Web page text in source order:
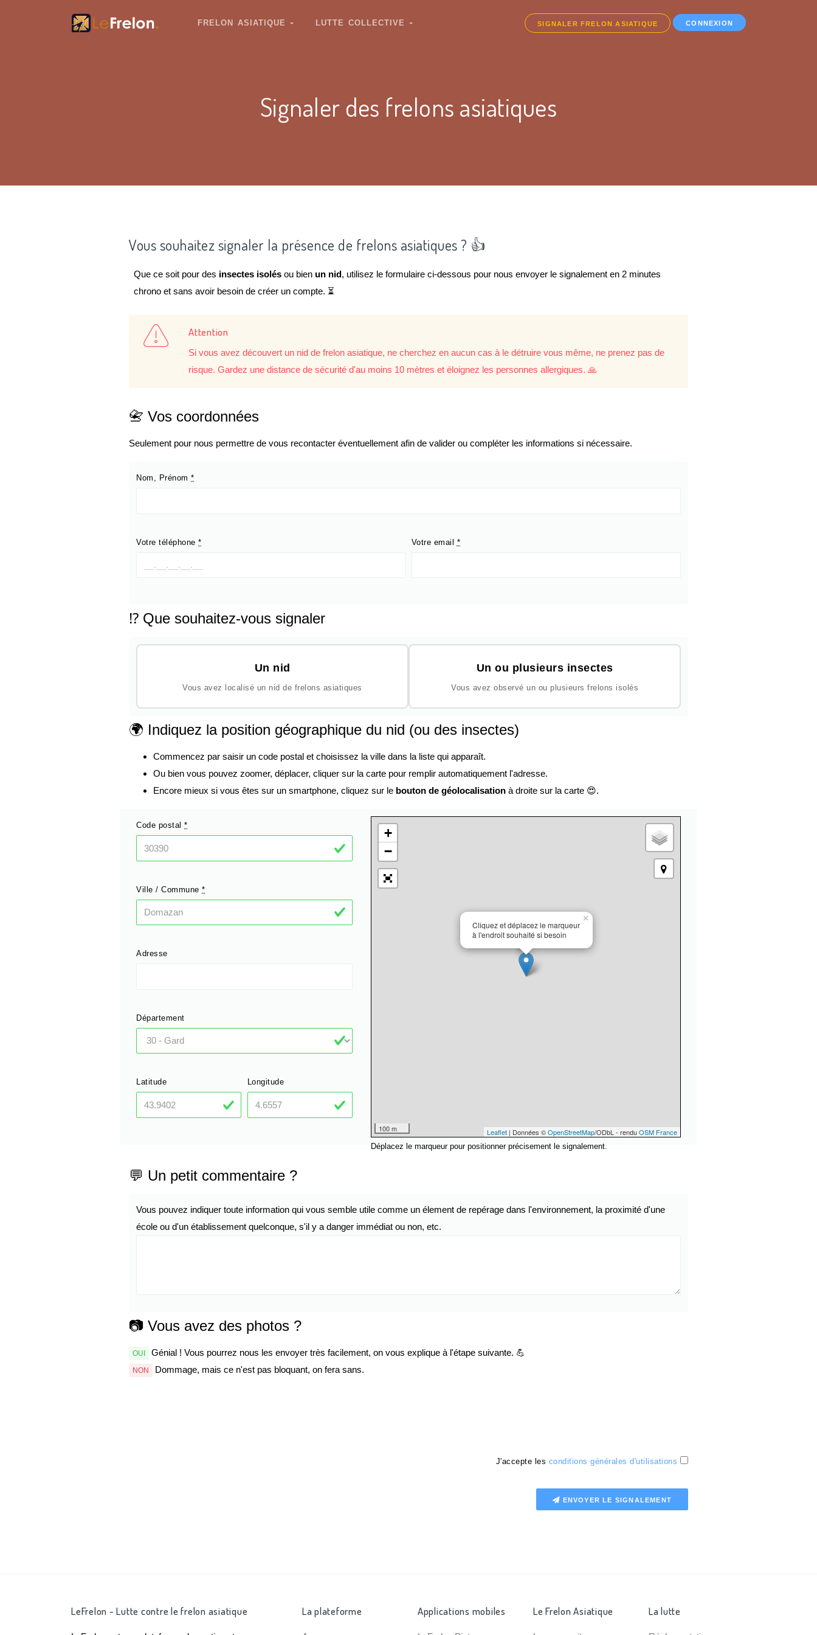
FRELON ASIATIQUE LUTTE COLLECTIVE SIGNALER FRELON ASIATIQUE CONNEXION
Signaler des frelons asiatiques
Vous souhaitez signaler la présence de frelons asiatiques ? 👍
Que ce soit pour des insectes isolés ou bien un nid, utilisez le formulaire ci-dessous pour nous envoyer le signalement en 2 minutes
chrono et sans avoir besoin de créer un compte. ⏳
Attention
Si vous avez découvert un nid de frelon asiatique, ne cherchez en aucun cas à le détruire vous même, ne prenez pas de
risque. Gardez une distance de sécurité d'au moins 10 mètres et éloignez les personnes allergiques. 🙏
📇 Vos coordonnées
Seulement pour nous permettre de vous recontacter éventuellement afin de valider ou compléter les informations si nécessaire.
Nom, Prénom *
Votre téléphone * Votre email *
⁉️ Que souhaitez-vous signaler
Un nid
Vous avez localisé un nid de frelons asiatiques
Un ou plusieurs insectes
Vous avez observé un ou plusieurs frelons isolés
🌍 Indiquez la position géographique du nid (ou des insectes)
Commencez par saisir un code postal et choisissez la ville dans la liste qui apparaît.
Ou bien vous pouvez zoomer, déplacer, cliquer sur la carte pour remplir automatiquement l'adresse.
Encore mieux si vous êtes sur un smartphone, cliquez sur le bouton de géolocalisation à droite sur la carte 😍.
Code postal *
Ville / Commune *
Adresse
Département
Latitude Longitude
Cliquez et déplacez le marqueur
à l'endroit souhaité si besoin
×
+
−
100 m Leaflet| Données ©OpenStreetMap/ODbL - renduOSM France
Déplacez le marqueur pour positionner précisement le signalement.
💬 Un petit commentaire ?
Vous pouvez indiquer toute information qui vous semble utile comme un élement de repérage dans l'environnement, la proximité d'une
école ou d'un établissement quelconque, s'il y a danger immédiat ou non, etc.
📷 Vous avez des photos ?
OUI Génial ! Vous pourrez nous les envoyer très facilement, on vous explique à l'étape suivante. 💪
NON Dommage, mais ce n'est pas bloquant, on fera sans.
J'accepte les conditions générales d'utilisations
ENVOYER LE SIGNALEMENT
La plateforme Applications mobiles Le Frelon Asiatique La lutte
LeFrelon - Lutte contre le frelon asiatique